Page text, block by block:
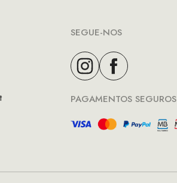
SEGUE-NOS
PAGAMENTOS SEGUROS